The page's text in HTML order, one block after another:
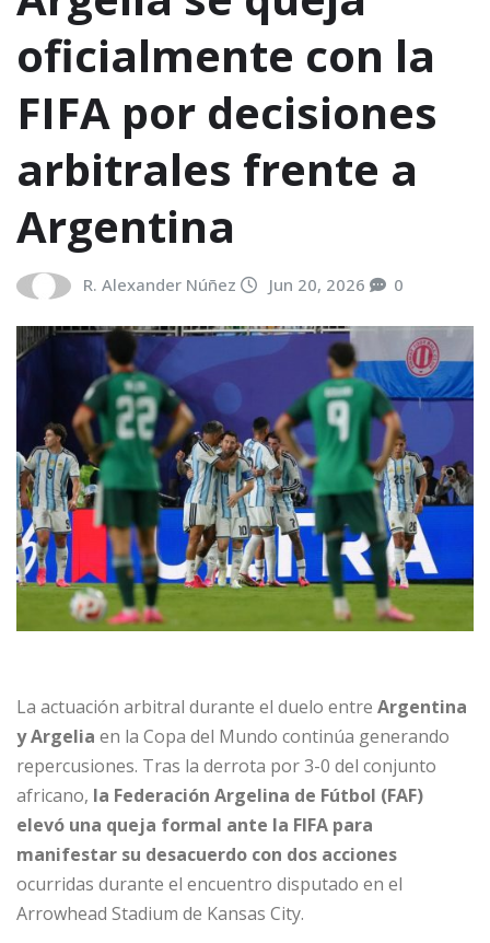
oficialmente con la
FIFA por decisiones
arbitrales frente a
Argentina
R. Alexander Núñez Jun 20, 2026 0
La actuación arbitral durante el duelo entre Argentina
y Argelia en la Copa del Mundo continúa generando
repercusiones. Tras la derrota por 3-0 del conjunto
africano, la Federación Argelina de Fútbol (FAF)
elevó una queja formal ante la FIFA para
manifestar su desacuerdo con dos acciones
ocurridas durante el encuentro disputado en el
Arrowhead Stadium de Kansas City.